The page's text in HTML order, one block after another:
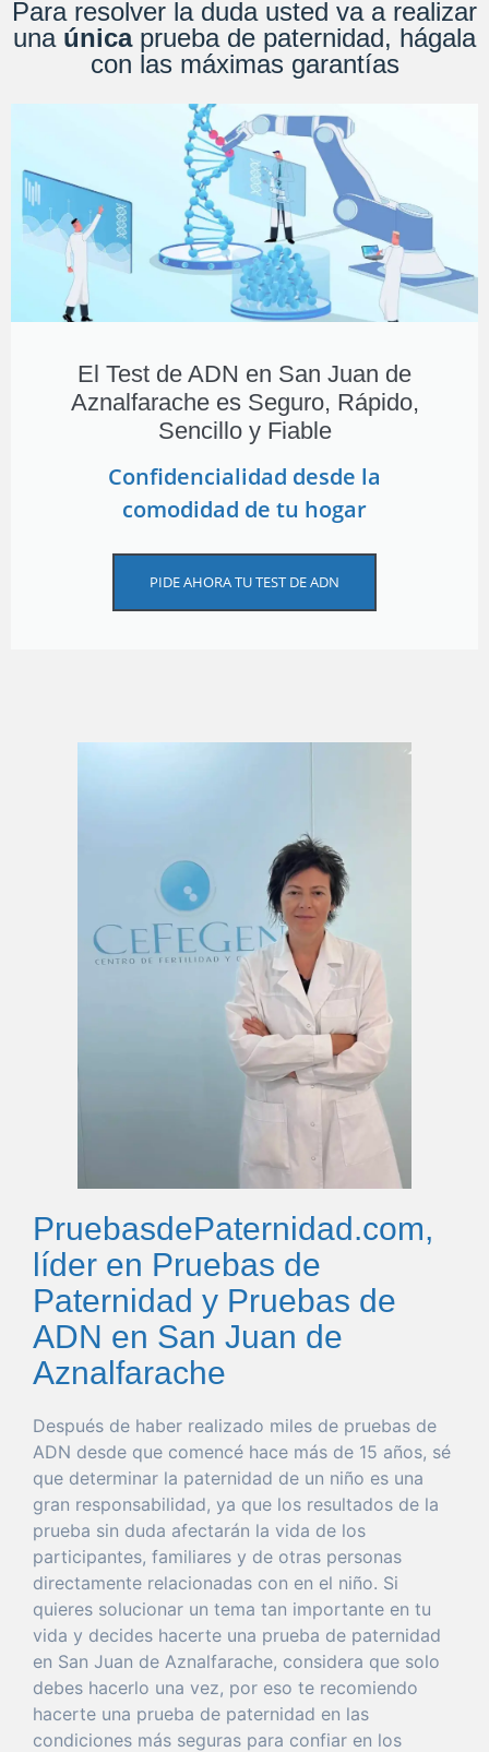
Para resolver la duda usted va a realizar
una únicaprueba de paternidad, hágala
con las máximas garantías
El Test de ADN en San Juan de
Aznalfarache es Seguro, Rápido,
Sencillo y Fiable
Confidencialidad desde la
comodidad de tu hogar
PIDE AHORA TU TEST DE ADN
PruebasdePaternidad.com,
líder en Pruebas de
Paternidad y Pruebas de
ADN en San Juan de
Aznalfarache
Después de haber realizado miles de pruebas de
ADN desde que comencé hace más de 15 años, sé
que determinar la paternidad de un niño es una
gran responsabilidad, ya que los resultados de la
prueba sin duda afectarán la vida de los
participantes, familiares y de otras personas
directamente relacionadas con en el niño. Si
quieres solucionar un tema tan importante en tu
vida y decides hacerte una prueba de paternidad
en San Juan de Aznalfarache, considera que solo
debes hacerlo una vez, por eso te recomiendo
hacerte una prueba de paternidad en las
condiciones más seguras para confiar en los